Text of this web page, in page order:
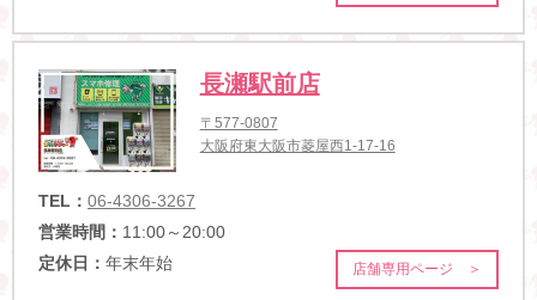
長瀬駅前店
〒577-0807
大阪府東大阪市菱屋西1-17-16
TEL： 06-4306-3267
営業時間： 11:00～20:00
定休日： 年末年始 店舗専用ページ ＞